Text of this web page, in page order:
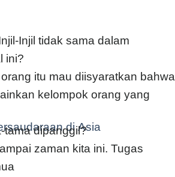
di Asia
Injil tidak sama dalam
ini?
itu mau diisyaratkan bahwa
kelompok orang yang
tama dipanggil?
zaman kita ini. Tugas